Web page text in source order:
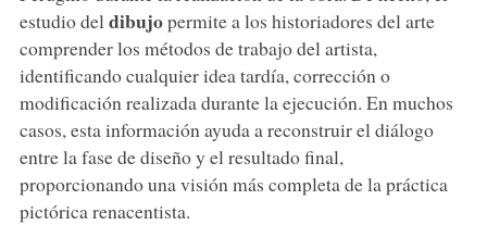
estudio del dibujopermite a los historiadores del arte
comprender los métodos de trabajo del artista,
identificando cualquier idea tardía, corrección o
modificación realizada durante la ejecución. En muchos
casos, esta información ayuda a reconstruir el diálogo
entre la fase de diseño y el resultado final,
proporcionando una visión más completa de la práctica
pictórica renacentista.